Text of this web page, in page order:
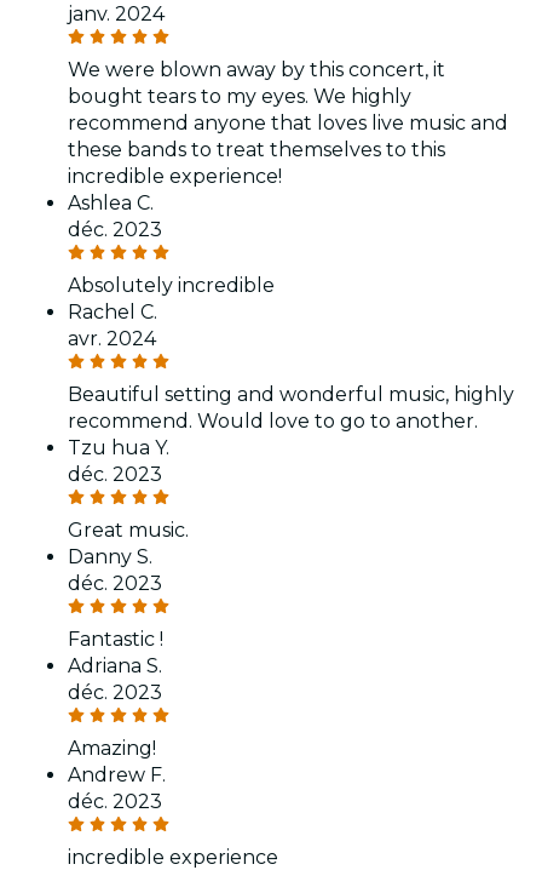
janv. 2024
We were blown away by this concert, it
bought tears to my eyes. We highly
recommend anyone that loves live music and
these bands to treat themselves to this
incredible experience!
Ashlea C.
déc. 2023
Absolutely incredible
Rachel C.
avr. 2024
Beautiful setting and wonderful music, highly
recommend. Would love to go to another.
Tzu hua Y.
déc. 2023
Great music.
Danny S.
déc. 2023
Fantastic !
Adriana S.
déc. 2023
Amazing!
Andrew F.
déc. 2023
incredible experience